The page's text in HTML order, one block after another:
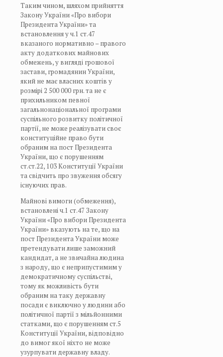
Таким чином, шляхом прийняття
Закону України «Про вибори
Президента України» та
встановлення у ч.1 ст.47
вказаного нормативно – правого
акту додаткових майнових
обмежень, у вигляді грошової
застави, громадянин України,
який не має власних коштів у
розмірі 2 500 000 грн. та не є
прихильником певної
загальнонаціональної програми
суспільного розвитку політичної
партії, не може реалізувати своє
конституційне право бути
обраним на пост Президента
України, що є порушенням
ст.ст.22, 103 Конституції України
та свідчить про звуження обсягу
існуючих прав.
Майнові вимоги (обмеження),
встановлені ч.1 ст.47 Закону
України «Про вибори Президента
України» вказують на те, що на
пост Президента України може
претендувати лише заможний
кандидат, а не звичайна людина
з народу, що є неприпустимим у
демократичному суспільстві,
тому як можливість бути
обраним на таку державну
посади є виключно у людини або
політичної партії з мільйонними
статками, що є порушенням ст.5
Конституції України, відповідно
до вимог якої ніхто не може
узурпувати державну владу.